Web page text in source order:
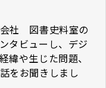
社 図書史料室の
タビューし、デジ
緯や生じた問題、
をお聞きしまし